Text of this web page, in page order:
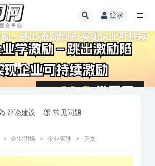
登录
－跳出激励陷阱,实现企业可持续
前 15
评论建议 常见问题
企业职场 企业管理 正文